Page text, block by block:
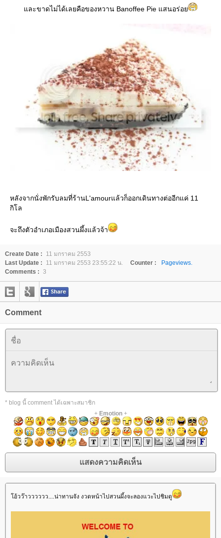
และขาดไม่ได้เลยคือของหวาน Banoffee Pie แสนอร่อย
หลังจากนั่งพักรับลมที่ร้านL'amourแล้วก็ออกเดินทางต่ออีกแค่ 11
กิโล
จะถึงตัวอำเภอเมืองสวนผึ้งแล้วจ้า
Create Date :
11 มกราคม 2553
Last Update :
11 มกราคม 2553 23:55:22 น. Counter :
Pageviews.
Comments : 3
Comment
* blog นี้ comment ได้เฉพาะสมาชิก
+ Emotion+
โอ้วว๊าวววววว....น่าทานจัง งวดหน้าไปสวนผึ้งจะลองแวะไปชิมดู